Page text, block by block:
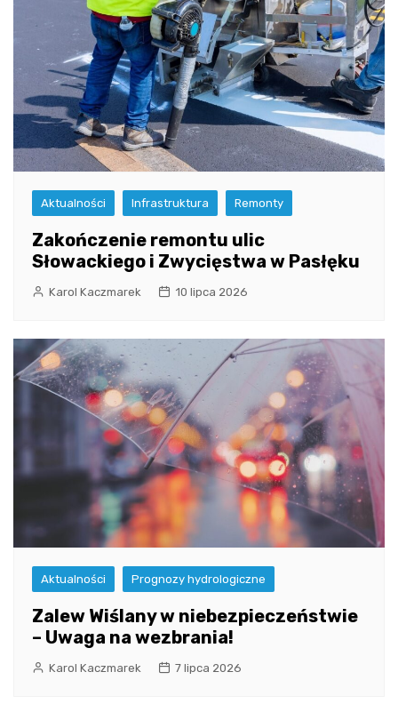
Aktualności Infrastruktura Remonty
Zakończenie remontu ulic
Słowackiego i Zwycięstwa w Pasłęku
Karol Kaczmarek 10 lipca 2026
Aktualności Prognozy hydrologiczne
Zalew Wiślany w niebezpieczeństwie
– Uwaga na wezbrania!
Karol Kaczmarek 7 lipca 2026